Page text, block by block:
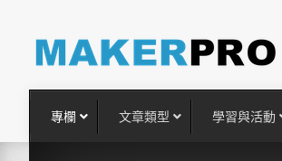
專欄 文章類型 學習與活動